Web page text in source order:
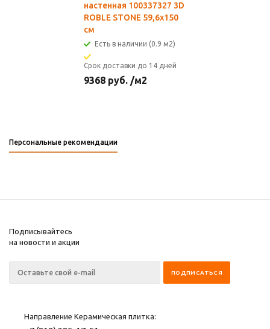
настенная 100337327 3D
ROBLE STONE 59,6х150
см
Есть в наличии (0.9 м2)
Срок доставки до 14 дней
9368 руб. /м2
Персональные рекомендации
Подписывайтесь
на новости и акции
Направление Керамическая плитка: